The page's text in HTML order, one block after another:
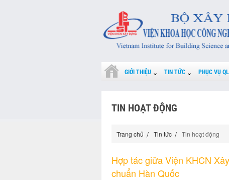
GIỚI THIỆU TIN TỨC PHỤC VỤ
TIN HOẠT ĐỘNG
Trang chủ Tin tức Tin hoạt động
Hợp tác giữa Viện KHCN
chuẩn Hàn Quốc